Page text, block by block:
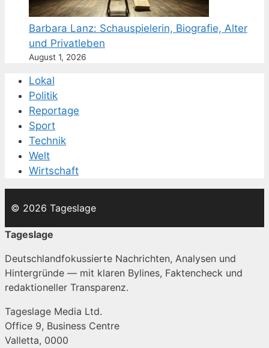
Barbara Lanz: Schauspielerin, Biografie, Alter
und Privatleben
August 1, 2026
Lokal
Politik
Reportage
Sport
Technik
Welt
Wirtschaft
© 2026 Tageslage
Tageslage
Deutschlandfokussierte Nachrichten, Analysen und
Hintergründe — mit klaren Bylines, Faktencheck und
redaktioneller Transparenz.
Tageslage Media Ltd.
Office 9, Business Centre
Valletta, 0000